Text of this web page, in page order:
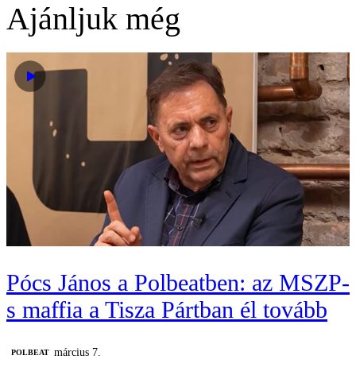
Ajánljuk még
Pócs János a Polbeatben: az MSZP-
s maffia a Tisza Pártban él tovább
‎POLBEAT március 7.